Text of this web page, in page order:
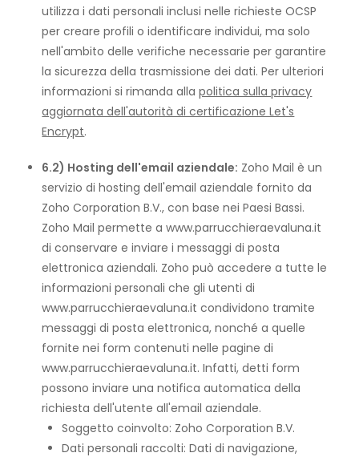
utilizza i dati personali inclusi nelle richieste OCSP
per creare profili o identificare individui, ma solo
nell'ambito delle verifiche necessarie per garantire
la sicurezza della trasmissione dei dati. Per ulteriori
informazioni si rimanda allapolitica sulla privacy
aggiornata dell'autorità di certificazione Let's
Encrypt.
6.2) Hosting dell'email aziendale: Zoho Mail è un
servizio di hosting dell'email aziendale fornito da
Zoho Corporation B.V., con base nei Paesi Bassi.
Zoho Mail permette a www.parrucchieraevaluna.it
di conservare e inviare i messaggi di posta
elettronica aziendali. Zoho può accedere a tutte le
informazioni personali che gli utenti di
www.parrucchieraevaluna.it condividono tramite
messaggi di posta elettronica, nonché a quelle
fornite nei form contenuti nelle pagine di
www.parrucchieraevaluna.it. Infatti, detti form
possono inviare una notifica automatica della
richiesta dell'utente all'email aziendale.
Soggetto coinvolto: Zoho Corporation B.V.
Dati personali raccolti: Dati di navigazione,